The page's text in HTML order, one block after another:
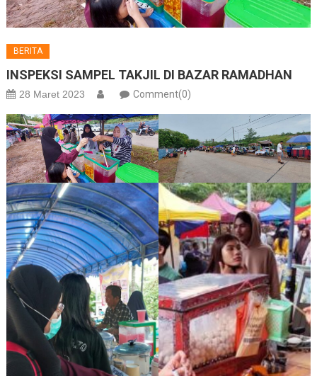
BERITA
INSPEKSI SAMPEL TAKJIL DI BAZAR RAMADHAN
28 Maret 2023 Comment(0)